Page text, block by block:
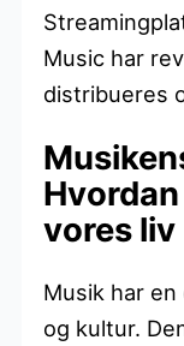
Music har
distribueres
vores liv
Musik har
og kultur.